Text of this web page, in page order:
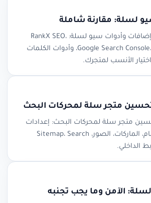
لسلة: مقارنة شاملة
مقارنة عملية لأفضل إضافات وأدوات سيو لسلة: RankX SEO،
Google Search Console، PageSpeed Insights، وأدوات الكلمات
الأنسب لمتجرك.
متجر سلة لمحركات البحث
متجر سلة لمحركات البحث: إعدادات
SEO، المنتجات، الأقسام، الماركات، الصور، Sitemap، Search
لسلة: الآمن وما يجب تجنبه